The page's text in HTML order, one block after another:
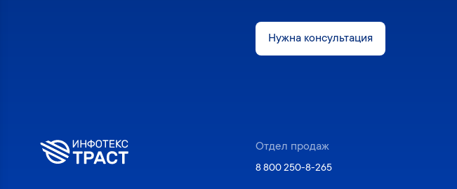
Нужна консультация
Отдел продаж
8 800 250-8-265